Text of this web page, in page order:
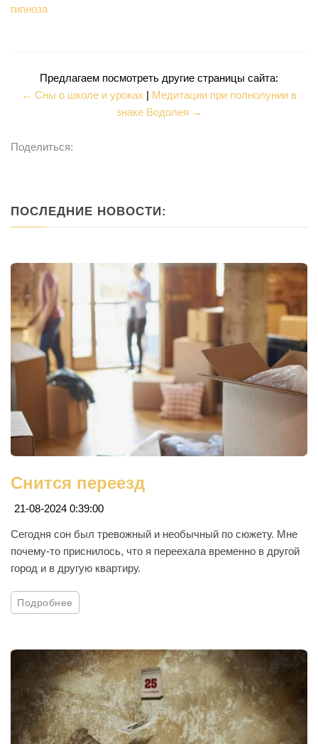
гипноза
Предлагаем посмотреть другие страницы сайта:
← Сны о школе и уроках
Медитации при полнолунии в
знаке Водолея →
Поделиться:
ПОСЛЕДНИЕ НОВОСТИ:
Снится переезд
21-08-2024 0:39:00
Сегодня сон был тревожный и необычный по сюжету. Мне
почему-то приснилось, что я переехала временно в другой
город и в другую квартиру.
Подробнее